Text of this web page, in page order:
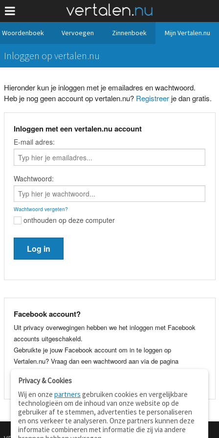
Woordenboek Vervoegen Zinnenboek Mijn Vertalen.nu
Inloggen op vertalen.nu
Hieronder kun je inloggen met je emailadres en wachtwoord.
Heb je nog geen account op vertalen.nu? Registreerje dan gratis.
Inloggen met een vertalen.nu account
E-mail adres:
Wachtwoord:
Wachtwoord vergeten?
onthouden op deze computer
Facebook account?
Uit privacy overwegingen hebben we het inloggen met Facebook
accounts uitgeschakeld.
Gebruikte je jouw Facebook account om in te loggen op
Vertalen.nu? Vraag dan een wachtwoord aan via de pagina
je e-mail adres en wachtwoord.
Privacy & Cookies
Wij en onzepartners gebruiken cookies en vergelijkbare
technologieën om de inhoud van onze website op de
gebruiker af te stemmen, advertenties te personaliseren
en ons verkeer te analyseren. Onze partners kunnen deze
informatie combineren met informatie die zij via andere